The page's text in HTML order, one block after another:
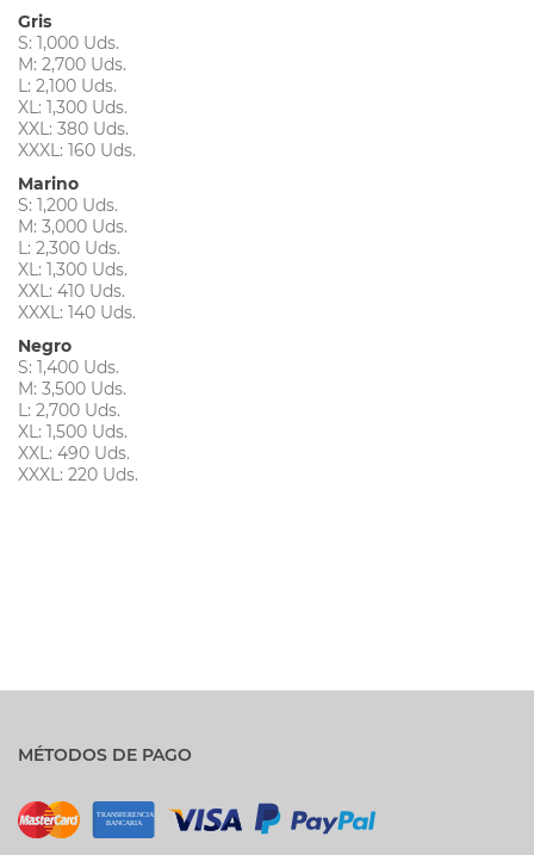
Gris
S: 1,000 Uds.
M: 2,700 Uds.
L: 2,100 Uds.
XL: 1,300 Uds.
XXL: 380 Uds.
XXXL: 160 Uds.
Marino
S: 1,200 Uds.
M: 3,000 Uds.
L: 2,300 Uds.
XL: 1,300 Uds.
XXL: 410 Uds.
XXXL: 140 Uds.
Negro
S: 1,400 Uds.
M: 3,500 Uds.
L: 2,700 Uds.
XL: 1,500 Uds.
XXL: 490 Uds.
XXXL: 220 Uds.
MÉTODOS DE PAGO